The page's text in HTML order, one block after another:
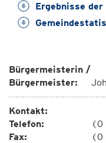
Ergebnisse
Bürgermeisterin /
Bürgermeister:
Kontakt:
Telefon:
(0
Fax:
(0